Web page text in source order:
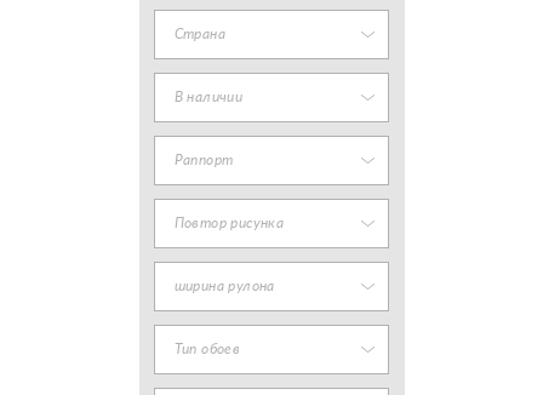
Страна
В наличии
Раппорт
Повтор рисунка
ширина рулона
Тип обоев